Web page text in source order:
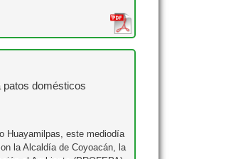
patos domésticos
Huayamilpas, este mediodía
la Alcaldía de Coyoacán, la